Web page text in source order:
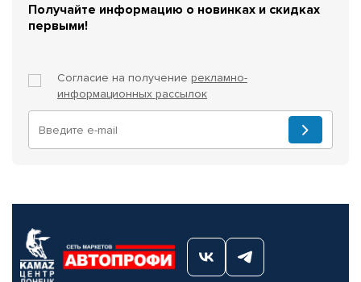
Получайте информацию о новинках и скидках
первыми!
Согласие на получение рекламно-
информационных рассылок